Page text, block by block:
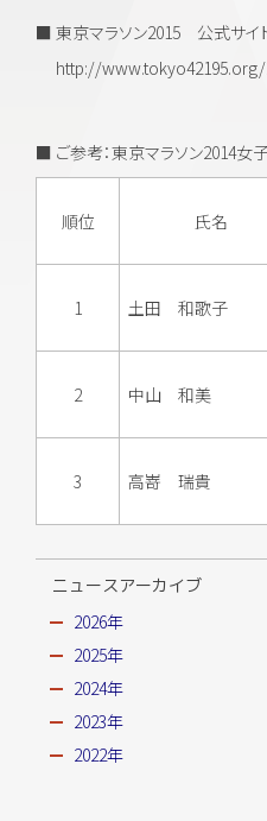
■ 東京マラソン2015 公式サイ
http://www.tokyo42195.org/
■ ご参考：東京マラソン2014
順位 氏名
1 土田 和歌子
2 中山 和美
3 高嵜 瑞貴
ニュースアーカイブ
2026年
2025年
2024年
2023年
2022年